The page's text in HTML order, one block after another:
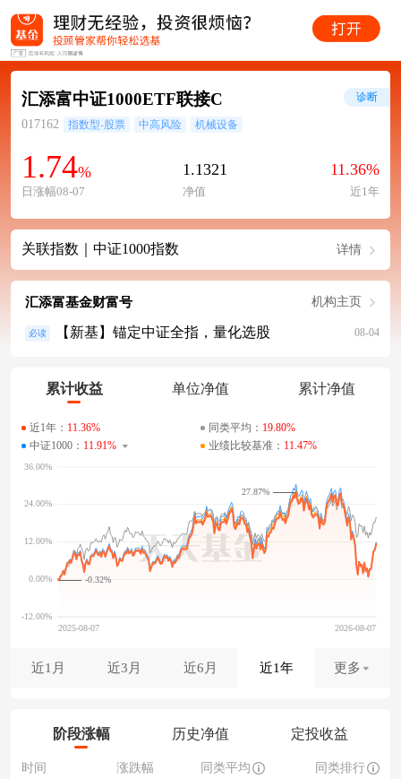
汇添富中证1000ETF联接C
017162 指数型-股票 中高风险 机械设备
1.74%
日涨幅08-07
1.1321
净值
11.36%
近1年
诊断
关联指数｜中证1000指数 详情
汇添富基金财富号 机构主页
必读 【新基】锚定中证全指，量化选股 08-04
累计收益 单位净值 累计净值
近1年： 11.36% 同类平均： 19.80%
中证1000： 11.91% 业绩比较基准： 11.47%
-0.32%
27.87%
近1月 近3月 近6月 近1年 更多
阶段涨幅 历史净值 定投收益
时间 涨跌幅 同类平均 同类排行